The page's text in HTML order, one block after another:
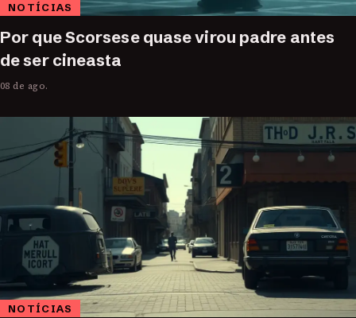
NOTÍCIAS
Por que Scorsese quase virou padre antes
de ser cineasta
08 de ago.
NOTÍCIAS